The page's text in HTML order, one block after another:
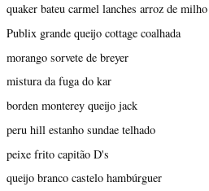
quaker bateu carmel lanches arroz de milho
Publix grande queijo cottage coalhada
morango sorvete de breyer
mistura da fuga do kar
borden monterey queijo jack
peru hill estanho sundae telhado
peixe frito capitão D's
queijo branco castelo hambúrguer